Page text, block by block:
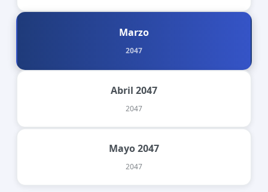
Marzo
2047
Abril 2047
2047
Mayo 2047
2047